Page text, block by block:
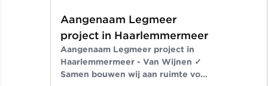
Aangenaam Legmeer
project in Haarlemmermeer
Aangenaam Legmeer project in
Haarlemmermeer - Van Wijnen ✓
Samen bouwen wij aan ruimte voor